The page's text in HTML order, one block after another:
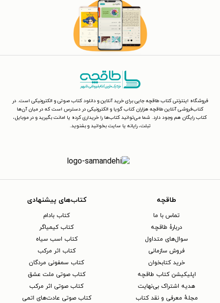
فروشگاه اینترنتی کتاب طاقچه جایی برای خرید آنلاین و دانلود کتاب صوتی و الکترونیکی است. در
کتاب‌فروشی آنلاین طاقچه هزاران کتاب گویا و الکترونیکی در دسترس است که در میان آن‌ها
کتاب رایگان هم وجود دارد. شما می‌توانید کتاب‌ها را خریداری کرده یا امانت بگیرید و در موبایل،
تبلت، رایانه یا سایت بخوانید و بشنوید.
طاقچه
تماس با ما
دربارهٔ طاقچه
سوال‌های متداول
فروش سازمانی
خرید کتابخوان
اپلیکیشن کتاب طاقچه
هدیه اشتراک بی‌نهایت
مجلهٔ معرفی و نقد کتاب
کتاب‌های پیشنهادی
کتاب بادام
کتاب کیمیاگر
کتاب اسب سیاه
کتاب اثر مرکب
کتاب سمفونی مردگان
کتاب صوتی ملت عشق
کتاب صوتی اثر مرکب
کتاب صوتی عادت‌های اتمی